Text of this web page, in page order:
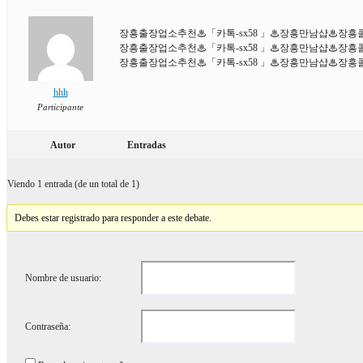
hhh
Participante
장흥출장업소추천♨「카톡-sx58 」♨장흥만남샵♨장
장흥출장업소추천♨「카톡-sx58 」♨장흥만남샵♨장
장흥출장업소추천♨「카톡-sx58 」♨장흥만남샵♨장
Autor Entradas
Viendo 1 entrada (de un total de 1)
Debes estar registrado para responder a este debate.
Nombre de usuario:
Contraseña: